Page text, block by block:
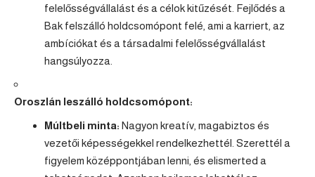
felelősségvállalást és a célok kitűzését. Fejlődés a
Bakfelszálló holdcsomópont felé, ami a karriert, az
ambíciókat és a társadalmi felelősségvállalást
hangsúlyozza.
Oroszlán leszálló holdcsomópont:
Múltbeli minta: Nagyon kreatív, magabiztos és
vezetői képességekkel rendelkezhettél. Szerettél a
figyelem középpontjában lenni, és elismerted a